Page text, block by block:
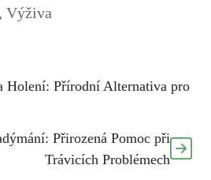
, Výživa
Holení: Přírodní Alternativa pro
Přirozená Pomoc při
Trávicích Problémech